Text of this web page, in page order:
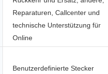
Reparaturen, Callcenter und
technische Unterstützung für
Online
Benutzerdefinierte Stecker